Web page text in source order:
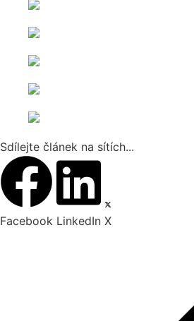
Sdílejte článek na sítích...
Facebook LinkedIn X